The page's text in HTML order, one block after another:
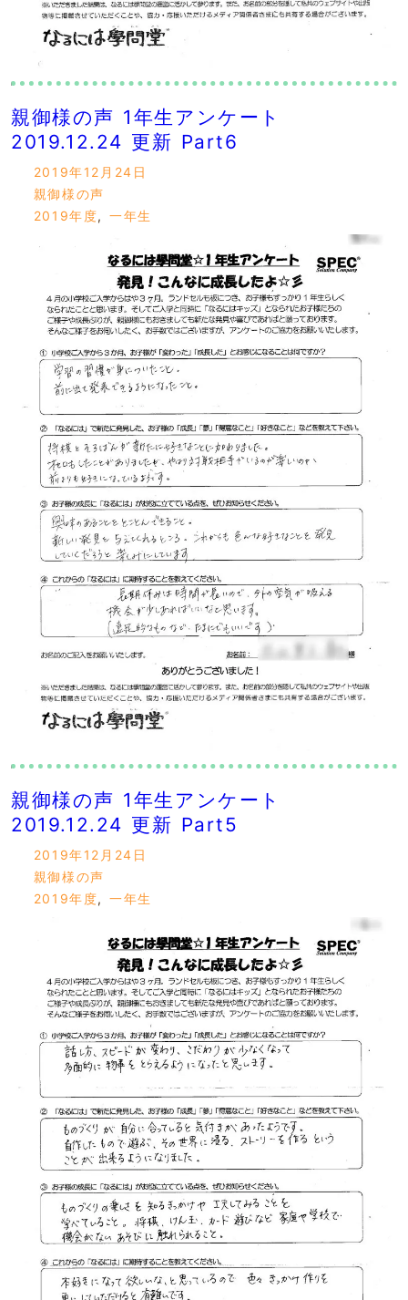
親御様の声 1年生アンケート
2019.12.24 更新 Part6
2019年12月24日
親御様の声
2019年度,一年生
親御様の声 1年生アンケート
2019.12.24 更新 Part5
2019年12月24日
親御様の声
2019年度,一年生